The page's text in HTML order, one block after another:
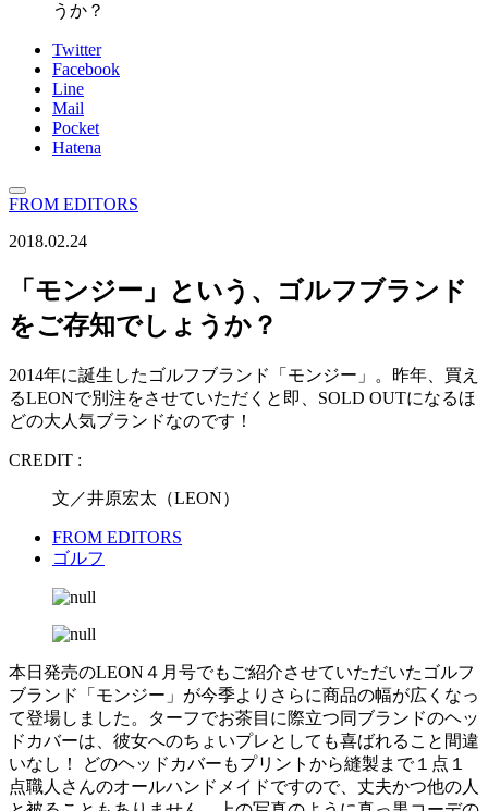
うか？
Twitter
Facebook
Line
Mail
Pocket
Hatena
FROM EDITORS
2018.02.24
「モンジー」という、ゴルフブランド
をご存知でしょうか？
2014年に誕生したゴルフブランド「モンジー」。昨年、買え
るLEONで別注をさせていただくと即、SOLD OUTになるほ
どの大人気ブランドなのです！
CREDIT :
文／井原宏太（LEON）
FROM EDITORS
ゴルフ
本日発売のLEON４月号でもご紹介させていただいたゴルフ
ブランド「モンジー」が今季よりさらに商品の幅が広くなっ
て登場しました。ターフでお茶目に際立つ同ブランドのヘッ
ドカバーは、彼女へのちょいプレとしても喜ばれること間違
いなし！ どのヘッドカバーもプリントから縫製まで１点１
点職人さんのオールハンドメイドですので、丈夫かつ他の人